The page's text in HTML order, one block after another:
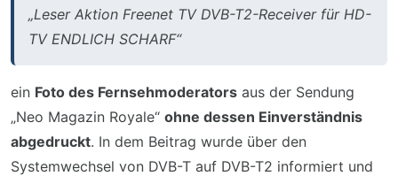
„Leser Aktion Freenet TV DVB-T2-Receiver für HD-
TV ENDLICH SCHARF“
ein Foto des Fernsehmoderators aus der Sendung
„Neo Magazin Royale“ ohne dessen Einverständnis
abgedruckt. In dem Beitrag wurde über den
Systemwechsel von DVB-T auf DVB-T2 informiert und